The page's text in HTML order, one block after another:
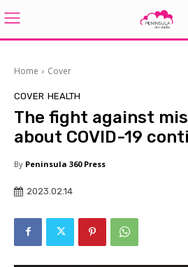
Home Cover
COVER HEALTH
The fight against
about COVID-19
By Peninsula 360 Press
2023.02.14